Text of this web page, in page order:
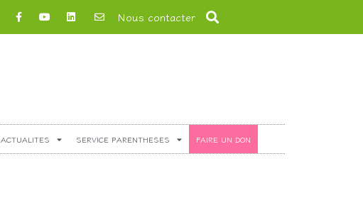
Nous contacter
ACTUALITES SERVICE PARENTHESES FAIRE UN DON